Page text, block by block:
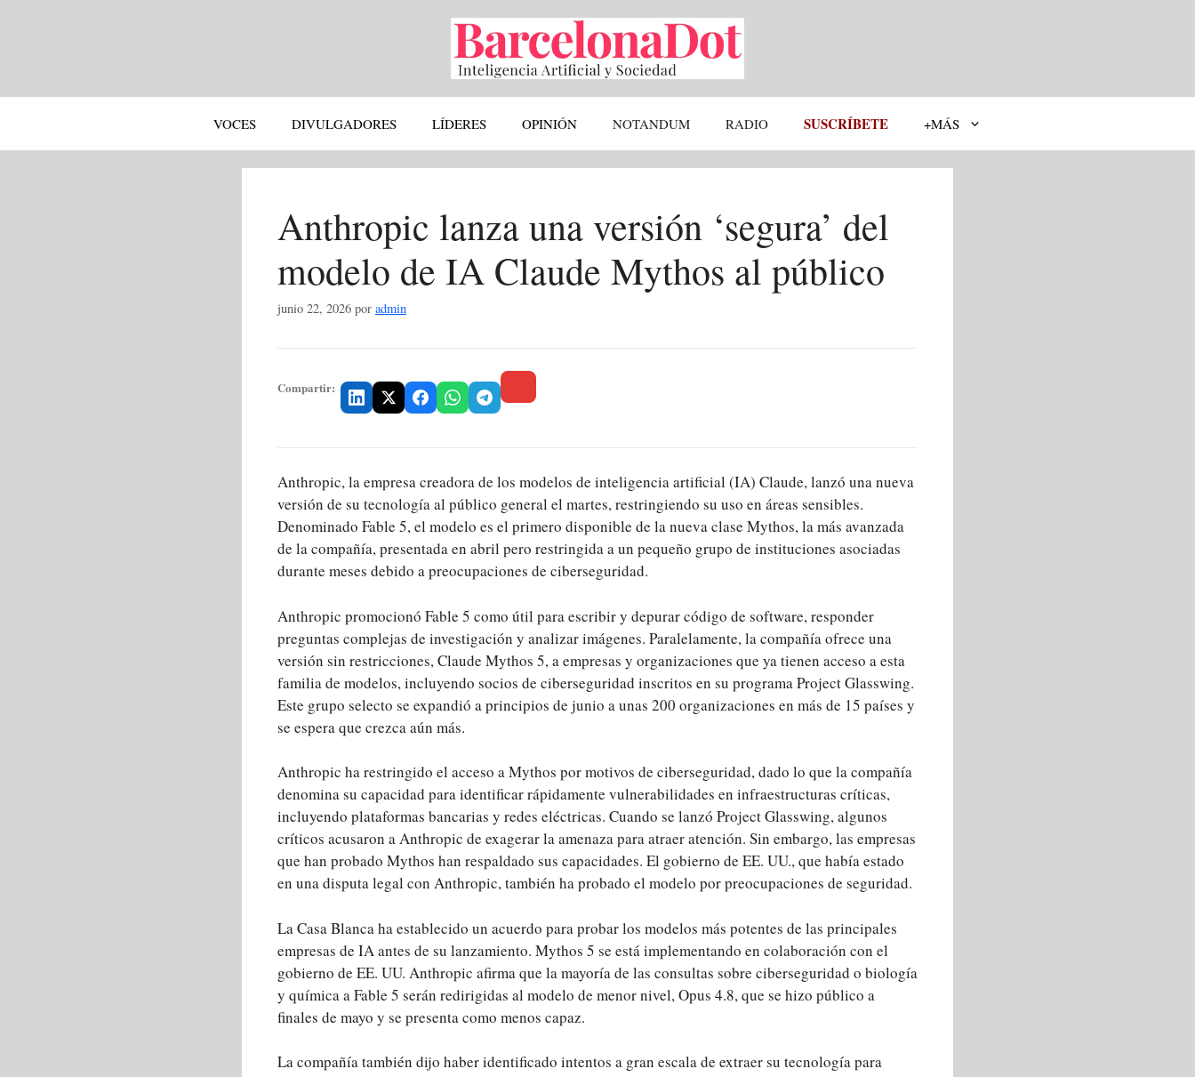
VOCES DIVULGADORES LÍDERES OPINIÓN NOTANDUM RADIO SUSCRÍBETE +MÁS
Anthropic lanza una versión ‘segura’ del
modelo de IA Claude Mythos al público
junio 22, 2026 por admin
Compartir:
Anthropic, la empresa creadora de los modelos de inteligencia artificial (IA) Claude, lanzó una nueva
versión de su tecnología al público general el martes, restringiendo su uso en áreas sensibles.
Denominado Fable 5, el modelo es el primero disponible de la nueva clase Mythos, la más avanzada
de la compañía, presentada en abril pero restringida a un pequeño grupo de instituciones asociadas
durante meses debido a preocupaciones de ciberseguridad.
Anthropic promocionó Fable 5 como útil para escribir y depurar código de software, responder
preguntas complejas de investigación y analizar imágenes. Paralelamente, la compañía ofrece una
versión sin restricciones, Claude Mythos 5, a empresas y organizaciones que ya tienen acceso a esta
familia de modelos, incluyendo socios de ciberseguridad inscritos en su programa Project Glasswing.
Este grupo selecto se expandió a principios de junio a unas 200 organizaciones en más de 15 países y
se espera que crezca aún más.
Anthropic ha restringido el acceso a Mythos por motivos de ciberseguridad, dado lo que la compañía
denomina su capacidad para identificar rápidamente vulnerabilidades en infraestructuras críticas,
incluyendo plataformas bancarias y redes eléctricas. Cuando se lanzó Project Glasswing, algunos
críticos acusaron a Anthropic de exagerar la amenaza para atraer atención. Sin embargo, las empresas
que han probado Mythos han respaldado sus capacidades. El gobierno de EE. UU., que había estado
en una disputa legal con Anthropic, también ha probado el modelo por preocupaciones de seguridad.
La Casa Blanca ha establecido un acuerdo para probar los modelos más potentes de las principales
empresas de IA antes de su lanzamiento. Mythos 5 se está implementando en colaboración con el
gobierno de EE. UU. Anthropic afirma que la mayoría de las consultas sobre ciberseguridad o biología
y química a Fable 5 serán redirigidas al modelo de menor nivel, Opus 4.8, que se hizo público a
finales de mayo y se presenta como menos capaz.
La compañía también dijo haber identificado intentos a gran escala de extraer su tecnología para